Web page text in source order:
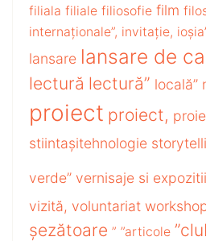
filiala filiale filiosofie film
internaționale”, invitație,
lansare lansare de
lectură lectură” locală”
proiect proiect,
stiintașitehnologie
verde” vernisaje si expozitii
vizită, voluntariat
șezătoare ” ”articole